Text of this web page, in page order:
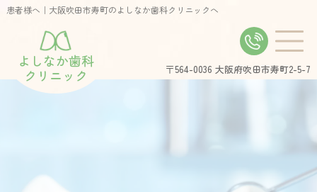
患者様へ｜大阪吹田市寿町のよしなか歯科クリニックへ
よしなか歯科
クリニック
〒564-0036 大阪府吹田市寿町2-5-7